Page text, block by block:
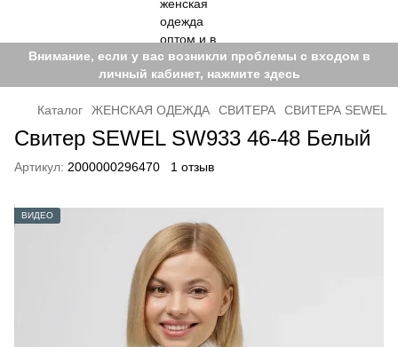
Внимание, если у вас возникли проблемы с входом в
личный кабинет, нажмите здесь
Каталог ЖЕНСКАЯ ОДЕЖДА СВИТЕРА СВИТЕРА SEWEL
Свитер SEWEL SW933 46-48 Белый
Артикул: 2000000296470 1 отзыв
ВИДЕО